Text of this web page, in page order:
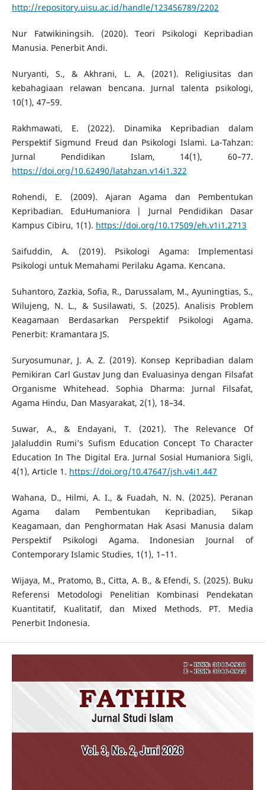
http://repository.uisu.ac.id/handle/123456789/2202
Nur Fatwikiningsih. (2020). Teori Psikologi Kepribadian
Manusia. Penerbit Andi.
Nuryanti, S., & Akhrani, L. A. (2021). Religiusitas dan
kebahagiaan relawan bencana. Jurnal talenta psikologi,
10(1), 47–59.
Rakhmawati, E. (2022). Dinamika Kepribadian dalam
Perspektif Sigmund Freud dan Psikologi Islami. La-Tahzan:
Jurnal Pendidikan Islam, 14(1), 60–77.
https://doi.org/10.62490/latahzan.v14i1.322
Rohendi, E. (2009). Ajaran Agama dan Pembentukan
Kepribadian. EduHumaniora | Jurnal Pendidikan Dasar
Kampus Cibiru, 1(1). https://doi.org/10.17509/eh.v1i1.2713
Saifuddin, A. (2019). Psikologi Agama: Implementasi
Psikologi untuk Memahami Perilaku Agama. Kencana.
Suhantoro, Zazkia, Sofia, R., Darussalam, M., Ayuningtias, S.,
Wilujeng, N. L., & Susilawati, S. (2025). Analisis Problem
Keagamaan Berdasarkan Perspektif Psikologi Agama.
Penerbit: Kramantara JS.
Suryosumunar, J. A. Z. (2019). Konsep Kepribadian dalam
Pemikiran Carl Gustav Jung dan Evaluasinya dengan Filsafat
Organisme Whitehead. Sophia Dharma: Jurnal Filsafat,
Agama Hindu, Dan Masyarakat, 2(1), 18–34.
Suwar, A., & Endayani, T. (2021). The Relevance Of
Jalaluddin Rumi’s Sufism Education Concept To Character
Education In The Digital Era. Jurnal Sosial Humaniora Sigli,
4(1), Article 1. https://doi.org/10.47647/jsh.v4i1.447
Wahana, D., Hilmi, A. I., & Fuadah, N. N. (2025). Peranan
Agama dalam Pembentukan Kepribadian, Sikap
Keagamaan, dan Penghormatan Hak Asasi Manusia dalam
Perspektif Psikologi Agama. Indonesian Journal of
Contemporary Islamic Studies, 1(1), 1–11.
Wijaya, M., Pratomo, B., Citta, A. B., & Efendi, S. (2025). Buku
Referensi Metodologi Penelitian Kombinasi Pendekatan
Kuantitatif, Kualitatif, dan Mixed Methods. PT. Media
Penerbit Indonesia.